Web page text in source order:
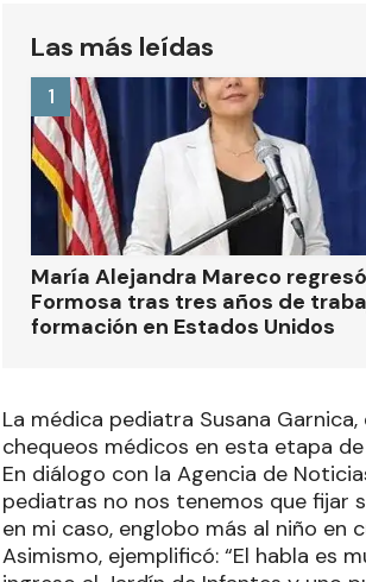
Las más leídas
María Alejandra Mareco
Formosa tras tres años de
formación en Estados Unidos
1
La médica pediatra Susana
chequeos médicos en esta etapa
En diálogo con la Agencia de
pediatras no nos tenemos que fijar
en mi caso, englobo más al niño en
Asimismo, ejemplificó: “El habla es